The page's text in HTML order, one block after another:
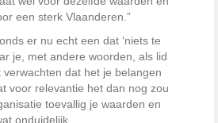
een sterk Vlaanderen.”
er nu echt een dat ‘niets te
je, met andere woorden, als lid
dat het je belangen
voor relevantie het dan nog zou
toevallig je waarden en
onduidelijk.